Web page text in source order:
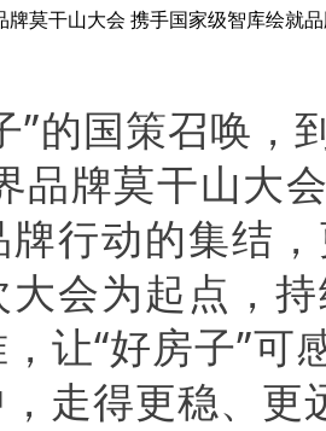
”的国策召唤，
品牌莫干山大
行动的集结
会为起点，
让“好房子”
走得更稳、更